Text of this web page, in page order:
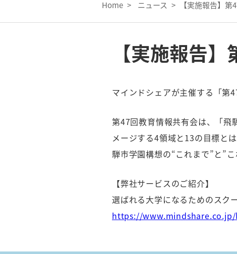
Home > ニュース > 【実施報告】
【実施報告
マインドシェアが主催する「第
第47回教育情報共有会は、「飛
メージする4領域と13の目標と
騨市学園構想の“これまで”と”
【弊社サービスのご紹介】
選ばれる大学になるためのスク
https://